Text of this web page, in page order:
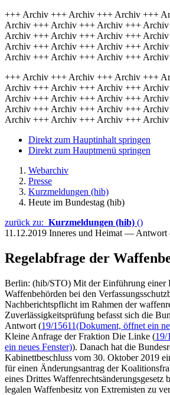
+++ Archiv +++ Archiv +++ Archiv +++
Archiv +++ Archiv +++ Archiv +++
Archiv +++ Archiv +++ Archiv +++
Archiv +++ Archiv +++ Archiv +++
Archiv +++ Archiv +++ Archiv +++
+++ Archiv +++ Archiv +++ Archiv +++
Archiv +++ Archiv +++ Archiv +++
Archiv +++ Archiv +++ Archiv +++
Archiv +++ Archiv +++ Archiv +++
Archiv +++ Archiv +++ Archiv +++
Direkt zum Hauptinhalt springen
Direkt zum Hauptmenü springen
Webarchiv
Presse
Kurzmeldungen (hib)
Heute im Bundestag (hib)
zurück zu: Kurzmeldungen (hib) ()
11.12.2019 Inneres und Heimat —
Regelabfrage der
Berlin: (hib/STO) Mit der Einführung einer
Waffenbehörden bei den
Nachberichtspflicht im Rahmen der
Zuverlässigkeitsprüfung befasst sich die
Antwort (19/15611(Dokument, öffnet ein
Kleine Anfrage der Fraktion Die Linke (19/
ein neues Fenster)). Danach hat die
Kabinettbeschluss vom 30. Oktober 2019
für einen Änderungsantrag der
eines Drittes Waffenrechtsänderungsgesetz
legalen Waffenbesitz von Extremisten zu